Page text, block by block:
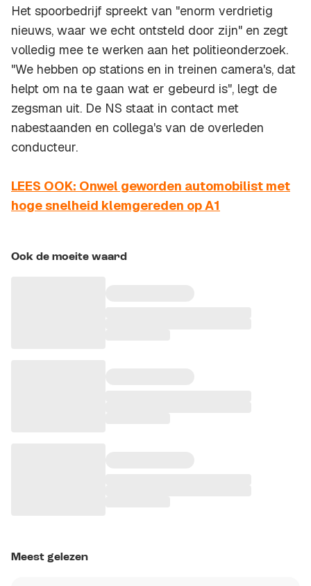
Het spoorbedrijf spreekt van "enorm verdrietig
nieuws, waar we echt ontsteld door zijn" en zegt
volledig mee te werken aan het politieonderzoek.
"We hebben op stations en in treinen camera's, dat
helpt om na te gaan wat er gebeurd is", legt de
zegsman uit. De NS staat in contact met
nabestaanden en collega's van de overleden
conducteur.
LEES OOK: Onwel geworden automobilist met
hoge snelheid klemgereden op A1
Ook de moeite waard
Meest gelezen